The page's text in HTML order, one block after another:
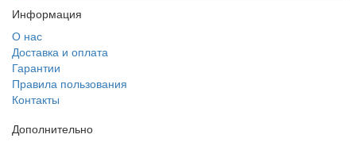
Информация
О нас
Доставка и оплата
Гарантии
Правила пользования
Контакты
Дополнительно